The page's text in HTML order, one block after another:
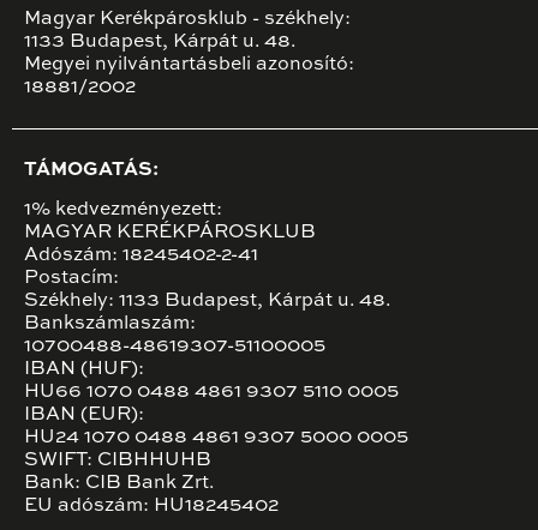
Magyar Kerékpárosklub - székhely:
1133 Budapest, Kárpát u. 48.
Megyei nyilvántartásbeli azonosító:
18881/2002
TÁMOGATÁS:
1% kedvezményezett:
MAGYAR KERÉKPÁROSKLUB
Adószám: 18245402-2-41
Postacím:
Székhely: 1133 Budapest, Kárpát u. 48.
Bankszámlaszám:
10700488-48619307-51100005
IBAN (HUF):
HU66 1070 0488 4861 9307 5110 0005
IBAN (EUR):
HU24 1070 0488 4861 9307 5000 0005
SWIFT: CIBHHUHB
Bank: CIB Bank Zrt.
EU adószám: HU18245402